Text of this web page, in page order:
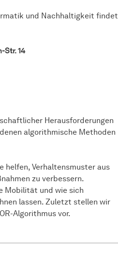
und Nachhaltigkeit findet
Str. 14
Herausforderungen
algorithmische Methoden
helfen, Verhaltensmuster aus
zu verbessern.
Mobilität und wie sich
lassen. Zuletzt stellen wir
Algorithmus vor.